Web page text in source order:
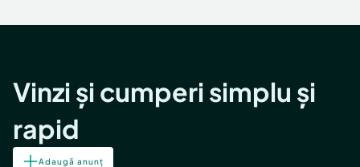
Vinzi și cumperi simplu și
rapid
Adaugă anunț